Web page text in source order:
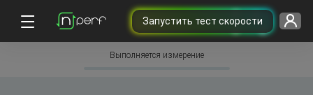
Запустить тест скорости
Выполняется измерение